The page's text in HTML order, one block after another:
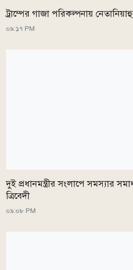
ট্রাম্পের গাজা পরিকল্পনায়
০৯:১৭ PM
দুই প্রধানমন্ত্রীর সংলাপে সমস্যার
ত্রিবেদী
০৯:০৮ PM